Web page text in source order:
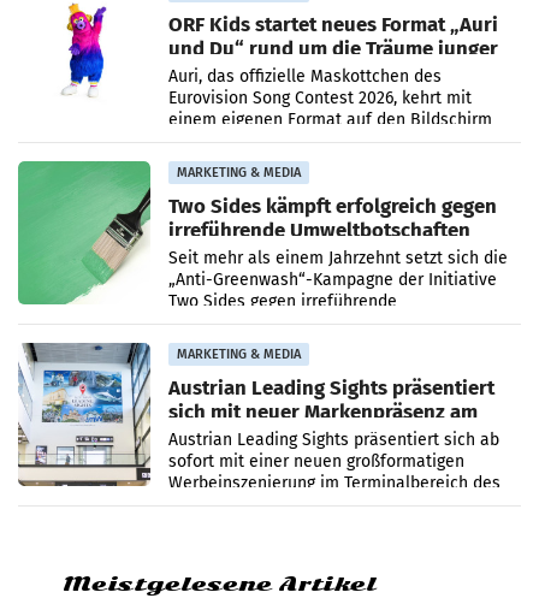
ORF Kids startet neues Format „Auri
und Du“ rund um die Träume junger
Menschen
Auri, das offizielle Maskottchen des
Eurovision Song Contest 2026, kehrt mit
einem eigenen Format auf den Bildschirm
zurück. In der neuen Sendung „Auri und Du“
bei ORF Kids steht
MARKETING & MEDIA
Two Sides kämpft erfolgreich gegen
irreführende Umweltbotschaften
beim Papiereinsatz
Seit mehr als einem Jahrzehnt setzt sich die
„Anti-Greenwash“-Kampagne der Initiative
Two Sides gegen irreführende
Umweltaussagen bei Papierkommunikation
und papierbasierten Verpackungen
MARKETING & MEDIA
Austrian Leading Sights präsentiert
sich mit neuer Markenpräsenz am
Flughafen Wien
Austrian Leading Sights präsentiert sich ab
sofort mit einer neuen großformatigen
Werbeinszenierung im Terminalbereich des
Flughafen Wien. Die Präsenz befindet sich im
Meistgelesene Artikel